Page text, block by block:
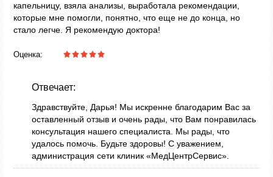
капельницу, взяла анализы, выработала рекомендации,
которые мне помогли, понятно, что еще не до конца, но
стало легче. Я рекомендую доктора!
Оценка:
Отвечает:
Здравствуйте, Дарья! Мы искренне благодарим Вас за
оставленный отзыв и очень рады, что Вам понравилась
консультация нашего специалиста. Мы рады, что
удалось помочь. Будьте здоровы! С уважением,
администрация сети клиник «МедЦентрСервис».